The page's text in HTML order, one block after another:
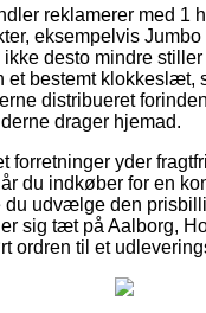
reklamerer med 1
eksempelvis
ikke desto mindre
et bestemt klokkeslæt,
distribueret forinden
drager hjemad.
forretninger yder
du indkøber for en
du udvælge den
sig tæt på Aalborg,
ordren til et